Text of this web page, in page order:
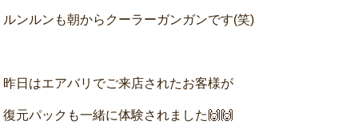
ルンルンも朝からクーラーガンガンです(笑)
昨日はエアバリでご来店されたお客様が
復元パックも一緒に体験されました🙌🙌